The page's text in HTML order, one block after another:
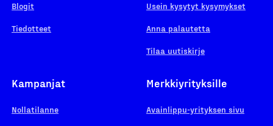
Blogit
Tiedotteet
Usein kysytyt kysymykset
Anna palautetta
Tilaa uutiskirje
Kampanjat
Nollatilanne
Merkkiyrityksille
Avainlippu-yrityksen sivu